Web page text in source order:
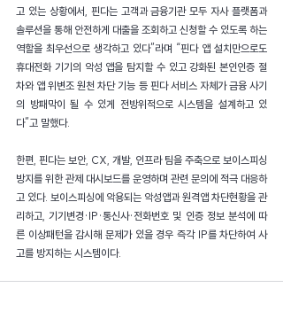
고 있는 상황에서, 핀다는 고객과 금융기관 모두 자사 플랫폼과
솔루션을 통해 안전하게 대출을 조회하고 신청할 수 있도록 하는
역할을 최우선으로 생각하고 있다”라며 “핀다 앱 설치만으로도
휴대전화 기기의 악성 앱을 탐지할 수 있고 강화된 본인인증 절
차와 앱 위변조 원천 차단 기능 등 핀다 서비스 자체가 금융 사기
의 방패막이 될 수 있게 전방위적으로 시스템을 설계하고 있
다”고 말했다.
한편, 핀다는 보안, CX, 개발, 인프라 팀을 주축으로 보이스피싱
방지를 위한 관제 대시보드를 운영하며 관련 문의에 적극 대응하
고 있다. 보이스피싱에 악용되는 악성앱과 원격앱 차단현황을 관
리하고, 기기변경·IP·통신사·전화번호 및 인증 정보 분석에 따
른 이상패턴을 감시해 문제가 있을 경우 즉각 IP를 차단하여 사
고를 방지하는 시스템이다.